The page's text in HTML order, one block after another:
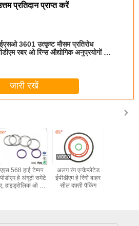
प्रतिदान प्राप्त करें
3601 उत्कृष्ट मौसम प्रतिरोध
रबर ओ रिंग्स औद्योगिक अनुप्रयोगों के
जारी रखें
एएस 568 हाई टेम्पप
हे अंगूठी समेटे
हाइड्रोलिक ओ रिंग
अलग रंग एन्कैप्लेटेड
ईपीडीएम हे रिंगों बाहर
सील दफ़्ती पैकिंग